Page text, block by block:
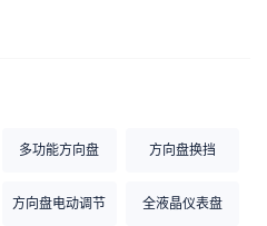
多功能方向盘 方向盘换挡
方向盘电动调节 全液晶仪表盘